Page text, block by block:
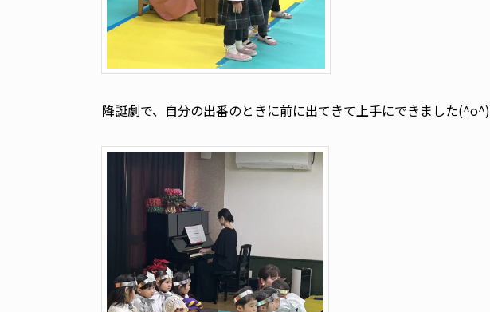
降誕劇で、自分の出番のときに前に出てきて上手にできました(^o^)